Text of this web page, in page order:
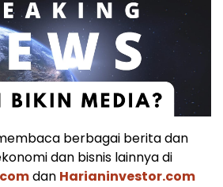
berbagai berita dan
dan bisnis lainnya di
dan Harianinvestor.com